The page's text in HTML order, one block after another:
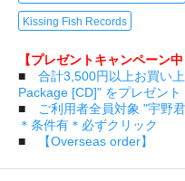
Kissing Fish Records
【プレゼントキャンペーン中
■ 合計3,500円以上お買い
Package [CD]" をプレゼン
■
ご利用者全員対象 "宇野
＊条件有＊必ずクリック
■
【Overseas order】